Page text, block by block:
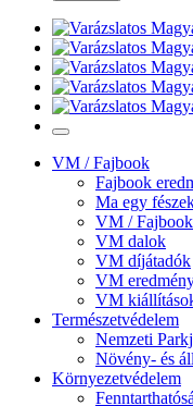
VM / Fajbook
Fajbook
Ma egy
VM /
VM dalok
VM díjátadók
VM
VM
Természetvédelem
Nemzeti
Növény- és
Környezetvédelem